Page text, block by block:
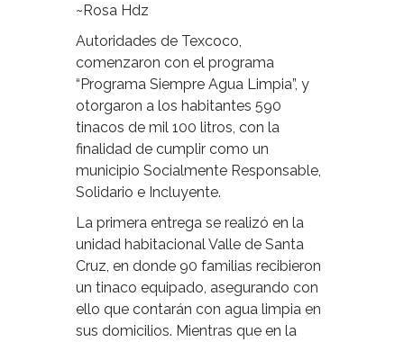
~Rosa Hdz
Autoridades de Texcoco,
comenzaron con el programa
“Programa Siempre Agua Limpia”, y
otorgaron a los habitantes 590
tinacos de mil 100 litros, con la
finalidad de cumplir como un
municipio Socialmente Responsable,
Solidario e Incluyente.
La primera entrega se realizó en la
unidad habitacional Valle de Santa
Cruz, en donde 90 familias recibieron
un tinaco equipado, asegurando con
ello que contarán con agua limpia en
sus domicilios. Mientras que en la